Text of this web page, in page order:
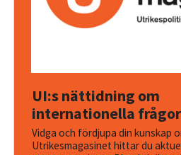
UI:s nättidning om
internationella frågor
Vidga och fördjupa din kunskap
Utrikesmagasinet hittar du